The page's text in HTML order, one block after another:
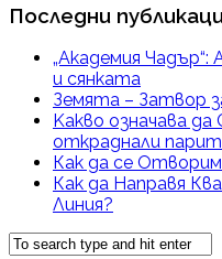
Последни
„Академия
и сянката
Земята – Затвор
Kакво означава
откраднали
Как да се
Как да Направя
Линия?